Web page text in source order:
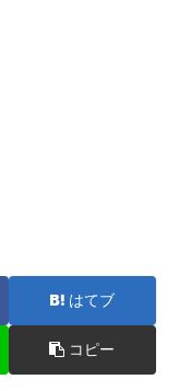
はてブ
コピー